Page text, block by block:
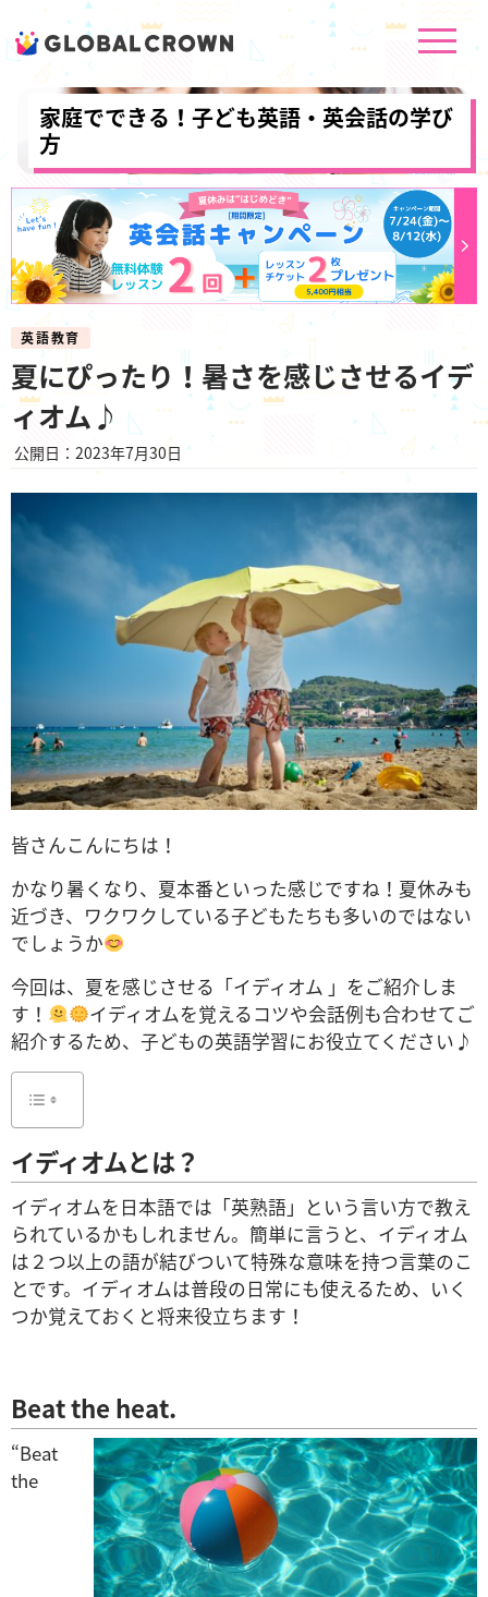
家庭でできる！子ども英語・英会話の学び
方
英語教育
夏にぴったり！暑さを感じさせるイデ
ィオム♪
公開日：2023年7月30日
皆さんこんにちは！
かなり暑くなり、夏本番といった感じですね！夏休みも
近づき、ワクワクしている子どもたちも多いのではない
でしょうか
今回は、夏を感じさせる「イディオム 」をご紹介しま
す！
イディオムを覚えるコツや会話例も合わせてご
紹介するため、子どもの英語学習にお役立てください♪
イディオムとは？
イディオムを日本語では「英熟語」という言い方で教え
られているかもしれません。簡単に言うと、イディオム
は２ つ以上の語が結びついて特殊な意味を持つ言葉のこ
とです。イディオムは普段の日常にも使えるため、いく
つか覚えておくと将来役立ちます！
Beat the heat.
“Beat
the